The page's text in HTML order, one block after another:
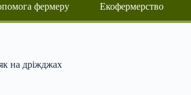
фермеру Екофермерство
на дріжджах